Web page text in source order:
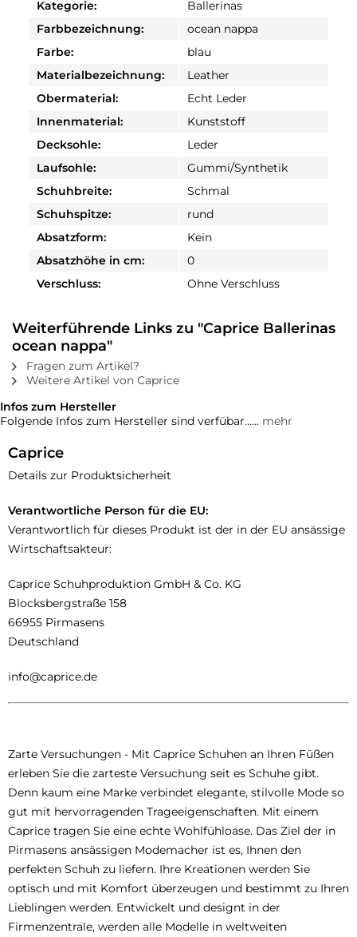
Kategorie:
Ballerinas
Farbbezeichnung:
ocean nappa
Farbe:
blau
Materialbezeichnung:
Leather
Obermaterial:
Echt Leder
Innenmaterial:
Kunststoff
Decksohle:
Leder
Laufsohle:
Gummi/Synthetik
Schuhbreite:
Schmal
Schuhspitze:
rund
Absatzform:
Kein
Absatzhöhe in cm:
0
Verschluss:
Ohne Verschluss
Weiterführende Links zu "Caprice Ballerinas
ocean nappa"
Fragen zum Artikel?
Weitere Artikel von Caprice
Infos zum Hersteller
Folgende Infos zum Hersteller sind verfübar...... mehr
Caprice
Details zur Produktsicherheit
Verantwortliche Person für die EU:
Verantwortlich für dieses Produkt ist der in der EU ansässige
Wirtschaftsakteur:
Caprice Schuhproduktion GmbH & Co. KG
Blocksbergstraße 158
66955 Pirmasens
Deutschland
info@caprice.de
Zarte Versuchungen - Mit Caprice Schuhen an Ihren Füßen
erleben Sie die zarteste Versuchung seit es Schuhe gibt.
Denn kaum eine Marke verbindet elegante, stilvolle Mode so
gut mit hervorragenden Trageeigenschaften. Mit einem
Caprice tragen Sie eine echte Wohlfühloase. Das Ziel der in
Pirmasens ansässigen Modemacher ist es, Ihnen den
perfekten Schuh zu liefern. Ihre Kreationen werden Sie
optisch und mit Komfort überzeugen und bestimmt zu Ihren
Lieblingen werden. Entwickelt und designt in der
Firmenzentrale, werden alle Modelle in weltweiten